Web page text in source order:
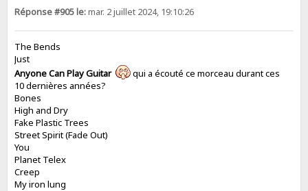
Réponse #905 le:mar. 2 juillet 2024, 19:10:26
The Bends
Just
Anyone Can Play Guitar
qui a écouté ce morceau durant ces
10 dernières années?
Bones
High and Dry
Fake Plastic Trees
Street Spirit (Fade Out)
You
Planet Telex
Creep
My iron lung